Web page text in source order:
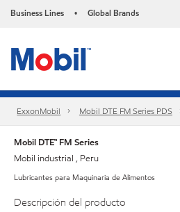
Business Lines • Global Brands
ExxonMobil Mobil DTE FM Series PDS
Mobil DTE™ FM Series
Mobil industrial , Peru
Lubricantes para Maquinaria de Alimentos
Descripción del producto